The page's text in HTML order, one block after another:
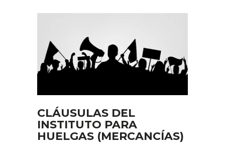
CLÁUSULAS DEL
INSTITUTO PARA
HUELGAS (MERCANCÍAS)